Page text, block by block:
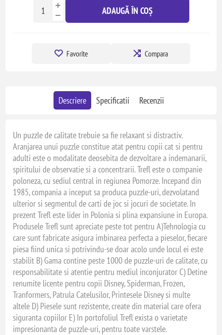
ADAUGĂ ÎN COȘ
Favorite Compara
Descriere Specificatii Recenzii
Un puzzle de calitate trebuie sa fie relaxant si distractiv.
Aranjarea unui puzzle constitue atat pentru copii cat si pentru
adulti este o modalitate deosebita de dezvoltare a indemanarii,
spiritului de observatie si a concentrarii. Trefl este o companie
poloneza, cu sediul central in regiunea Pomorze. Incepand din
1985, compania a inceput sa produca puzzle-uri, dezvolatand
ulterior si segmentul de carti de joc si jocuri de societate. In
prezent Trefl este lider in Polonia si plina expansiune in Europa.
Produsele Trefl sunt apreciate peste tot pentru A)Tehnologia cu
care sunt fabricate asigura imbinarea perfecta a pieselor, fiecare
piesa fiind unica si potrivindu-se doar acolo unde locul ei este
stabilit B) Gama contine peste 1000 de puzzle-uri de calitate, cu
responsabilitate si atentie pentru mediul inconjurator C) Detine
renumite licente pentru copii Disney, Spiderman, Frozen,
Tranformers, Patrula Catelusilor, Printesele Disney si multe
altele D) Piesele sunt rezistente, create din material care ofera
siguranta copiilor E) In portofoliul Trefl exista o varietate
impresionanta de puzzle-uri, pentru toate varstele.